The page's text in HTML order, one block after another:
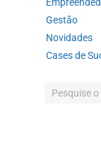
Gestão
Novidades
Cases de